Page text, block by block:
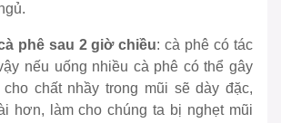
phê sau 2 giờ chiều: cà phê có tác
nếu uống nhiều cà phê có thể gây
chất nhầy trong mũi sẽ dày đặc,
hơn, làm cho chúng ta bị nghẹt mũi